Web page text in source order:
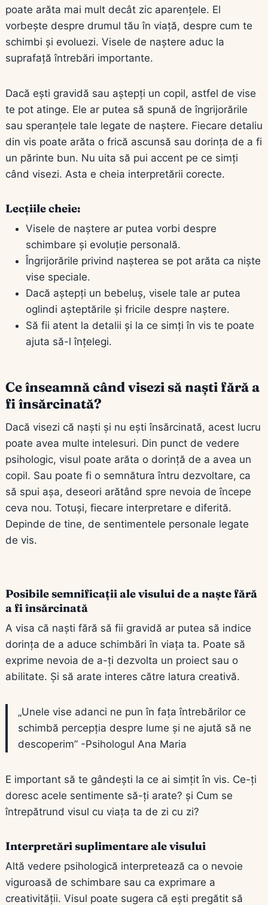
poate arăta mai mult decât zic aparențele. El
vorbește despre drumul tău în viață, despre cum te
schimbi și evoluezi. Visele de naștere aduc la
suprafață întrebări importante.
Dacă ești gravidă sau aștepți un copil, astfel de vise
te pot atinge. Ele ar putea să spună de îngrijorările
sau speranțele tale legate de naștere. Fiecare detaliu
din vis poate arăta o frică ascunsă sau dorința de a fi
un părinte bun. Nu uita să pui accent pe ce simți
când visezi. Asta e cheia interpretării corecte.
Lecțiile cheie:
Visele de naștere ar putea vorbi despre
schimbare și evoluție personală.
Îngrijorările privind nașterea se pot arăta ca niște
vise speciale.
Dacă aștepți un bebeluș, visele tale ar putea
oglindi așteptările și fricile despre naștere.
Să fii atent la detalii și la ce simți în vis te poate
ajuta să-l înțelegi.
Ce înseamnă când visezi să naști fără a
fi însărcinată?
Dacă visezi că naști și nu ești însărcinată, acest lucru
poate avea multe intelesuri. Din punct de vedere
psihologic, visul poate arăta o dorință de a avea un
copil. Sau poate fi o semnătura întru dezvoltare, ca
să spui așa, deseori arătând spre nevoia de începe
ceva nou. Totuși, fiecare interpretare e diferită.
Depinde de tine, de sentimentele personale legate
de vis.
Posibile semnificații ale visului de a naște fără
a fi însărcinată
A visa că naști fără să fii gravidă ar putea să indice
dorința de a aduce schimbări în viața ta. Poate să
exprime nevoia de a-ți dezvolta un proiect sau o
abilitate. Și să arate interes către latura creativă.
„Unele vise adanci ne pun în fața întrebărilor ce
schimbă percepția despre lume și ne ajută să ne
descoperim” -Psihologul Ana Maria
E important să te gândești la ce ai simțit în vis. Ce-ți
doresc acele sentimente să-ți arate? și Cum se
întrepătrund visul cu viața ta de zi cu zi?
Interpretări suplimentare ale visului
Altă vedere psihologică interpretează ca o nevoie
viguroasă de schimbare sau ca exprimare a
creativității. Visul poate sugera că ești pregătit să